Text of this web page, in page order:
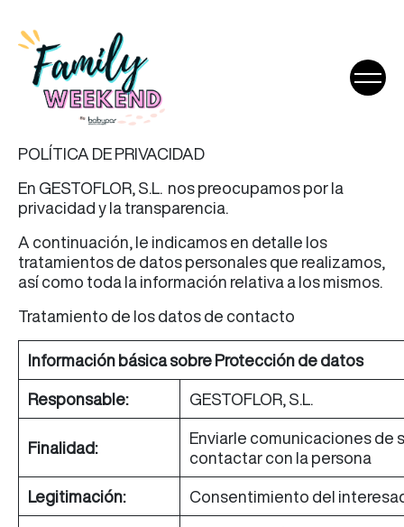
POLÍTICA DE PRIVACIDAD
En GESTOFLOR, S.L. nos preocupamos por la
privacidad y la transparencia.
A continuación, le indicamos en detalle los
tratamientos de datos personales que realizamos,
así como toda la información relativa a los mismos.
Tratamiento de los datos de contacto
Información básica sobre Protección de datos
Responsable: GESTOFLOR, S.L.
Finalidad:
Enviarle comunicaciones de
contactar con la persona
Legitimación: Consentimiento del